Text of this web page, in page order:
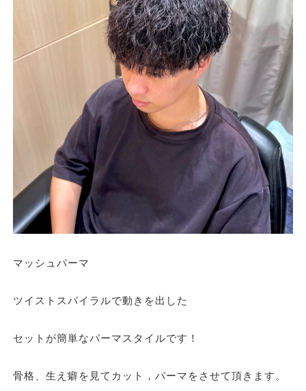
マッシュパーマ
ツイストスパイラルで動きを出した
セットが簡単なパーマスタイルです！
骨格、生え癖を見てカット，パーマをさせて頂きます。